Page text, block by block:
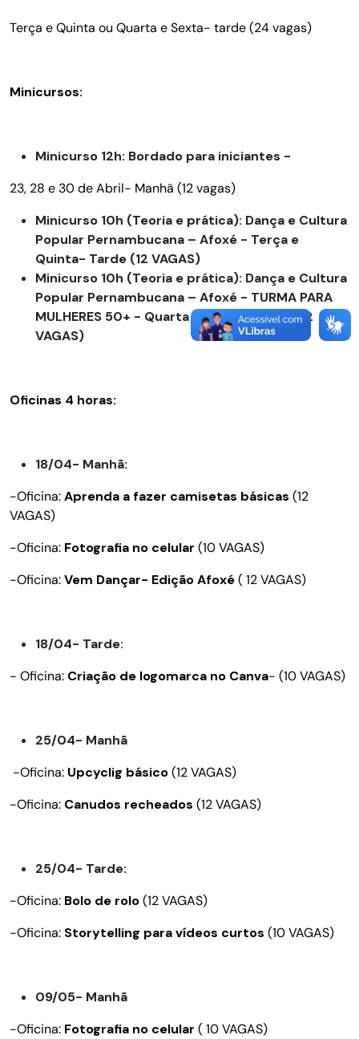
Terça e Quinta ou Quarta e Sexta- tarde (24 vagas)
Minicursos:
Minicurso 12h: Bordado para iniciantes -
23, 28 e 30 de Abril- Manhã (12 vagas)
Minicurso 10h (Teoria e prática): Dança e Cultura
Popular Pernambucana – Afoxé - Terça e
Quinta- Tarde (12 VAGAS)
Minicurso 10h (Teoria e prática): Dança e Cultura
Popular Pernambucana – Afoxé - TURMA PARA
MULHERES 50+ - Quarta e Sexta- Manhã (12
VAGAS)
Oficinas 4 horas:
18/04- Manhã:
-Oficina:Aprenda a fazer camisetas básicas (12
VAGAS)
-Oficina: Fotografia no celular (10 VAGAS)
-Oficina:Vem Dançar- Edição Afoxé( 12 VAGAS)
18/04- Tarde:
- Oficina: Criação de logomarca no Canva- (10 VAGAS)
25/04- Manhã
-Oficina: Upcyclig básico(12 VAGAS)
-Oficina: Canudos recheados (12 VAGAS)
25/04- Tarde:
-Oficina: Bolo de rolo(12 VAGAS)
-Oficina: Storytelling para vídeos curtos (10 VAGAS)
09/05- Manhã
-Oficina: Fotografia no celular ( 10 VAGAS)